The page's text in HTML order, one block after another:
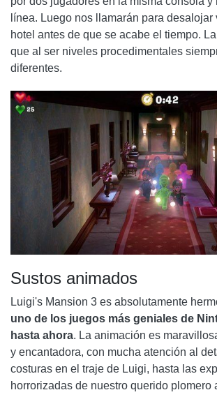
línea. Luego nos llamarán para desalojar
hotel antes de que se acabe el tiempo.
que al ser niveles procedimentales
diferentes.
Sustos animados
Luigi's Mansion 3 es absolutamente
uno de los juegos más geniales de
hasta ahora. La animación es
y encantadora, con mucha atención al
costuras en el traje de Luigi, hasta las
horrorizadas de nuestro querido plomero